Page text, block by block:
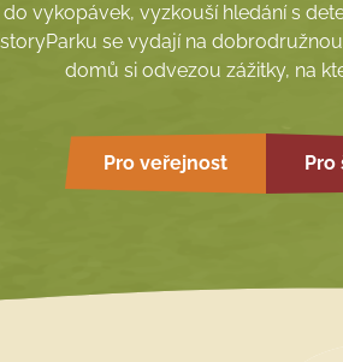
do vykopávek, vyzkouší hledání s
se vydají na
domů si odvezou zážitky, na
Pro veřejnost Pro